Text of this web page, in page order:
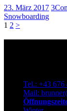
23. März 2017 3
Snowboarding
der
Page
1 Page
2 >
Tel.: +43 676
Mail: